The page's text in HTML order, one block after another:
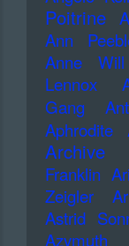
Poitrine
Ann
Anne Will
Lennox
Gang
Aphrodite
Archive
Franklin
Zeigler
Astrid
Azymuth